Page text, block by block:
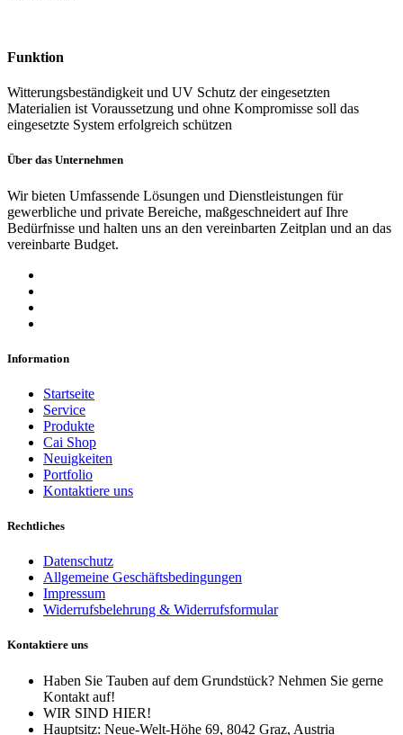
Funktion
Witterungsbeständigkeit und UV Schutz der eingesetzten
Materialien ist Voraussetzung und ohne Kompromisse soll das
eingesetzte System erfolgreich schützen
Über das Unternehmen
Wir bieten Umfassende Lösungen und Dienstleistungen für
gewerbliche und private Bereiche, maßgeschneidert auf Ihre
Bedürfnisse und halten uns an den vereinbarten Zeitplan und an das
vereinbarte Budget.
Information
Startseite
Service
Produkte
Cai Shop
Neuigkeiten
Portfolio
Kontaktiere uns
Rechtliches
Datenschutz
Allgemeine Geschäftsbedingungen
Impressum
Widerrufsbelehrung & Widerrufsformular
Kontaktiere uns
Haben Sie Tauben auf dem Grundstück? Nehmen Sie gerne
Kontakt auf!
WIR SIND HIER!
Hauptsitz: Neue-Welt-Höhe 69, 8042 Graz, Austria